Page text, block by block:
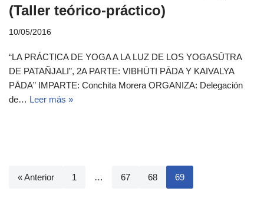
(Taller teórico-práctico)
10/05/2016
“LA PRÁCTICA DE YOGA A LA LUZ DE LOS YOGASŪTRA
DE PATAÑJALI”, 2A PARTE: VIBHŪTI PĀDA Y KAIVALYA
PĀDA” IMPARTE: Conchita Morera ORGANIZA: Delegación
de… Leer más »
« Anterior 1 … 67 68 69